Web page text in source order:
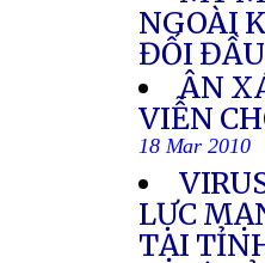
NGOÀI
ĐỐI
ÂN
VIỄN
18 Mar 2010
LỰC
TẠI